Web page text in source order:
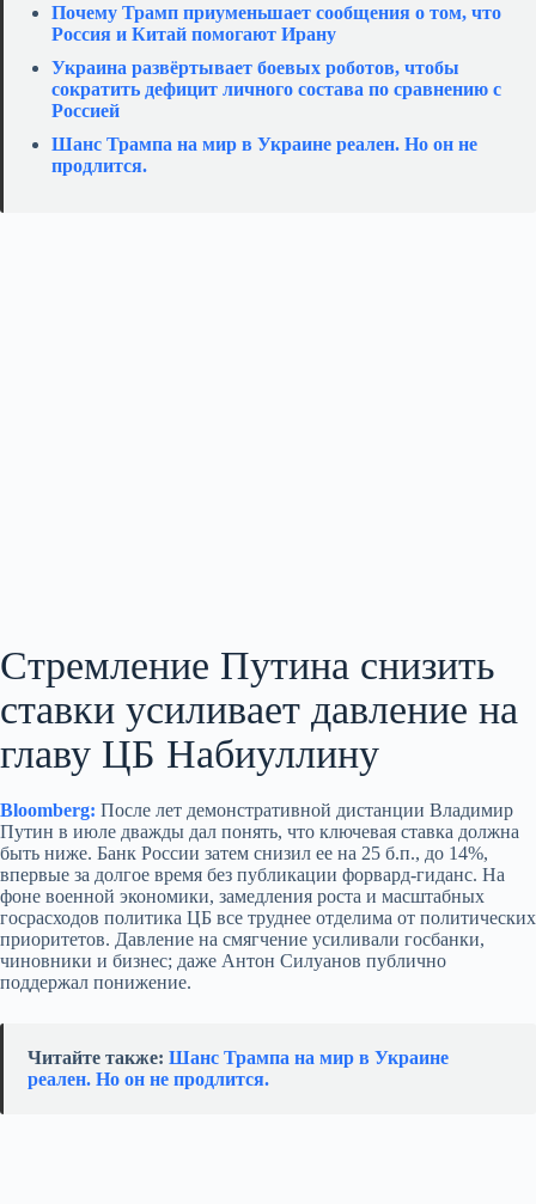
Почему Трамп приуменьшает сообщения о том, что
Россия и Китай помогают Ирану
Украина развёртывает боевых роботов, чтобы
сократить дефицит личного состава по сравнению с
Россией
Шанс Трампа на мир в Украине реален. Но он не
продлится.
Стремление Путина снизить
ставки усиливает давление на
главу ЦБ Набиуллину
Bloomberg: После лет демонстративной дистанции Владимир
Путин в июле дважды дал понять, что ключевая ставка должна
быть ниже. Банк России затем снизил ее на 25 б.п., до 14%,
впервые за долгое время без публикации форвард-гиданс. На
фоне военной экономики, замедления роста и масштабных
госрасходов политика ЦБ все труднее отделима от политических
приоритетов. Давление на смягчение усиливали госбанки,
чиновники и бизнес; даже Антон Силуанов публично
поддержал понижение.
Читайте также: Шанс Трампа на мир в Украине
реален. Но он не продлится.